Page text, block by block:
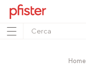
Home